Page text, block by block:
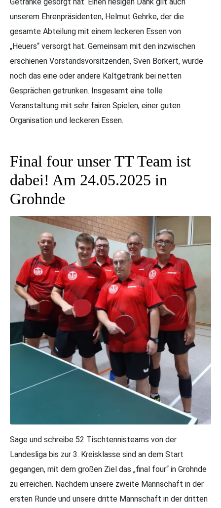
unserem Ehrenpräsidenten, Helmut Gehrke, der die
gesamte Abteilung mit einem leckeren Essen von
„Heuers“ versorgt hat. Gemeinsam mit den inzwischen
erschienen Vorstandsvorsitzenden, Sven Borkert, wurde
noch das eine oder andere Kaltgetränk bei netten
Gesprächen getrunken. Insgesamt eine tolle
Veranstaltung mit sehr fairen Spielen, einer guten
Organisation und leckeren Essen.
Final four unser TT Team ist
dabei! Am 24.05.2025 in
Grohnde
Sage und schreibe 52 Tischtennisteams von der
Landesliga bis zur 3. Kreisklasse sind an dem Start
gegangen, mit dem großen Ziel das „final four“ in Grohnde
zu erreichen. Nachdem unsere zweite Mannschaft in der
ersten Runde und unsere dritte Mannschaft in der dritten